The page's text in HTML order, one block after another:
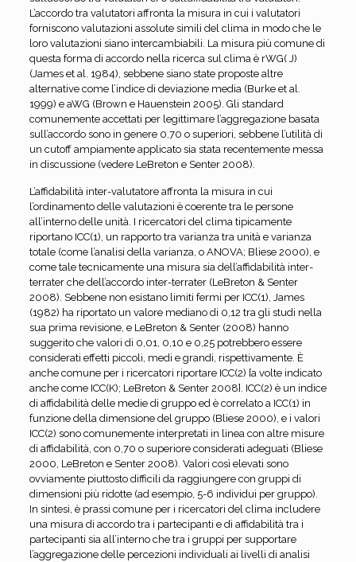
L’accordo tra valutatori affronta la misura in cui i valutatori
forniscono valutazioni assolute simili del clima in modo che le
loro valutazioni siano intercambiabili. La misura più comune di
questa forma di accordo nella ricerca sul clima è rWG( J)
(James et al. 1984), sebbene siano state proposte altre
alternative come l’indice di deviazione media (Burke et al.
1999) e aWG (Brown e Hauenstein 2005). Gli standard
comunemente accettati per legittimare l’aggregazione basata
sull’accordo sono in genere 0,70 o superiori, sebbene l’utilità di
un cutoff ampiamente applicato sia stata recentemente messa
in discussione (vedere LeBreton e Senter 2008).
L’affidabilità inter-valutatore affronta la misura in cui
l’ordinamento delle valutazioni è coerente tra le persone
all’interno delle unità. I ricercatori del clima tipicamente
riportano ICC(1), un rapporto tra varianza tra unità e varianza
totale (come l’analisi della varianza, o ANOVA; Bliese 2000), e
come tale tecnicamente una misura sia dell’affidabilità inter-
terrater che dell’accordo inter-terrater (LeBreton & Senter
2008). Sebbene non esistano limiti fermi per ICC(1), James
(1982) ha riportato un valore mediano di 0,12 tra gli studi nella
sua prima revisione, e LeBreton & Senter (2008) hanno
suggerito che valori di 0,01, 0,10 e 0,25 potrebbero essere
considerati effetti piccoli, medi e grandi, rispettivamente. È
anche comune per i ricercatori riportare ICC(2) [a volte indicato
anche come ICC(K); LeBreton & Senter 2008]. ICC(2) è un indice
di affidabilità delle medie di gruppo ed è correlato a ICC(1) in
funzione della dimensione del gruppo (Bliese 2000), e i valori
ICC(2) sono comunemente interpretati in linea con altre misure
di affidabilità, con 0,70 o superiore considerati adeguati (Bliese
2000, LeBreton e Senter 2008). Valori così elevati sono
ovviamente piuttosto difficili da raggiungere con gruppi di
dimensioni più ridotte (ad esempio, 5-6 individui per gruppo).
In sintesi, è prassi comune per i ricercatori del clima includere
una misura di accordo tra i partecipanti e di affidabilità tra i
partecipanti sia all’interno che tra i gruppi per supportare
l’aggregazione delle percezioni individuali ai livelli di analisi